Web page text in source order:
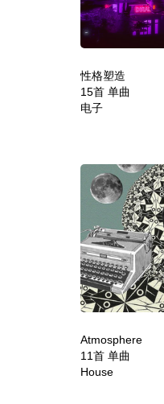
性格塑造
15首 单曲
电子
Atmosphere
11首 单曲
House